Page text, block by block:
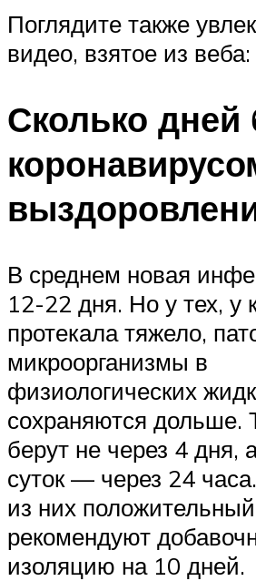
Поглядите также
видео, взятое из веба:
Сколько дней
В среднем новая
12-22 дня. Но у тех, у
протекала тяжело,
микроорганизмы в
физиологических
сохраняются дольше.
берут не через 4 дня,
суток — через 24
из них
рекомендуют
изоляцию на 10 дней.